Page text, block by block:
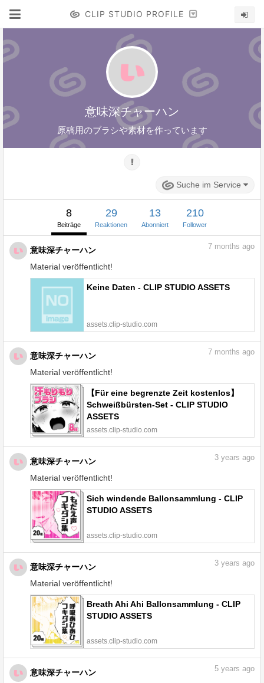
CLIP STUDIO PROFILE
意味深チャーハン
原稿用のブラシや素材を作っています
Suche im Service
8
Beiträge
29
Reaktionen
13
Abonniert
210
Follower
意味深チャーハン
Material veröffentlicht!
7 months ago
Keine Daten - CLIP STUDIO ASSETS
assets.clip-studio.com
意味深チャーハン
Material veröffentlicht!
7 months ago
【Für eine begrenzte Zeit kostenlos】
Schweißbürsten-Set - CLIP STUDIO
ASSETS
assets.clip-studio.com
意味深チャーハン
Material veröffentlicht!
3 years ago
Sich windende Ballonsammlung - CLIP
STUDIO ASSETS
assets.clip-studio.com
意味深チャーハン
Material veröffentlicht!
3 years ago
Breath Ahi Ahi Ballonsammlung - CLIP
STUDIO ASSETS
assets.clip-studio.com
意味深チャーハン
5 years ago